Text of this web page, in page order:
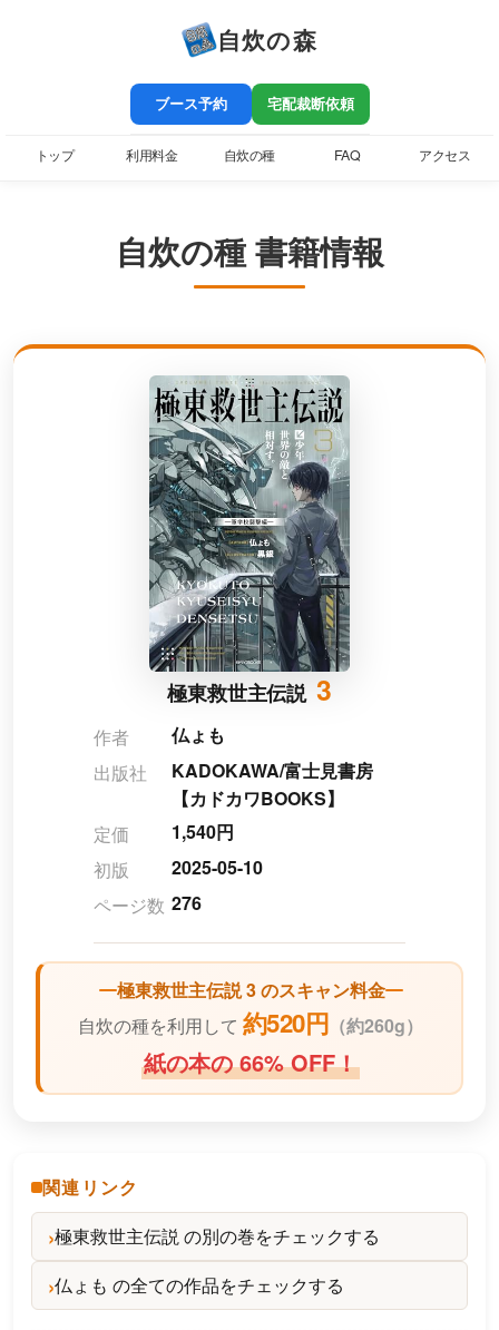
自炊の森
ブース予約 宅配裁断依頼
トップ 利用料金 自炊の種 FAQ アクセス
自炊の種 書籍情報
極東救世主伝説 3
作者
仏ょも
出版社
KADOKAWA/富士見書房
【カドカワBOOKS】
定価
1,540円
初版
2025-05-10
ページ数 276
極東救世主伝説 3 のスキャン料金
自炊の種を利用して 約520円 （約260g）
紙の本の 66% OFF！
関連リンク
極東救世主伝説 の別の巻をチェックする
仏ょも の全ての作品をチェックする